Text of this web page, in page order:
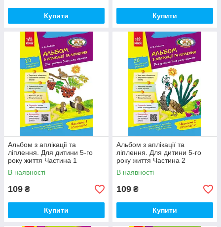
Купити Купити
Альбом з аплікації та
ліплення. Для дитини 5-го
року життя Частина 1
В наявності
109 ₴
Купити
Альбом з аплікації та
ліплення. Для дитини 5-го
року життя Частина 2
В наявності
109 ₴
Купити